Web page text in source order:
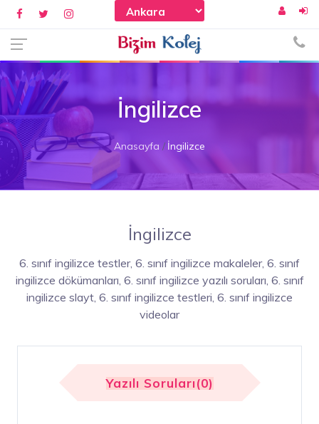
İngilizce
Anasayfa İngilizce
İngilizce
6. sınıf ingilizce testler, 6. sınıf ingilizce makaleler, 6. sınıf
ingilizce dökümanları, 6. sınıf ingilizce yazılı soruları, 6. sınıf
ingilizce slayt, 6. sınıf ingilizce testleri, 6. sınıf ingilizce
videolar
Yazılı Soruları(0)